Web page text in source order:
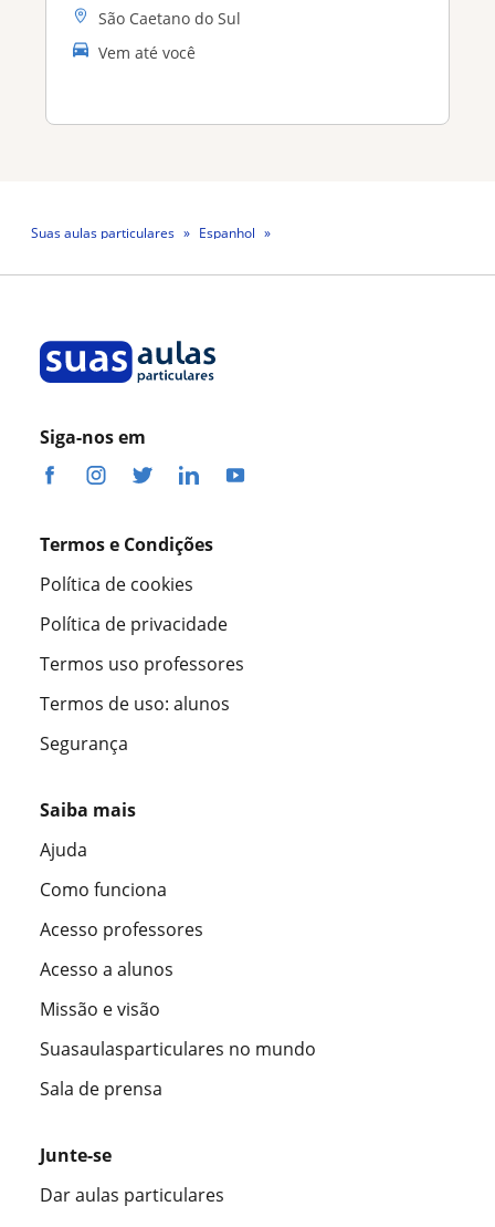
São Caetano do Sul
Vem até você
Suas aulas particulares
Espanhol
Siga-nos em
Termos e Condições
Política de cookies
Política de privacidade
Termos uso professores
Termos de uso: alunos
Segurança
Saiba mais
Ajuda
Como funciona
Acesso professores
Acesso a alunos
Missão e visão
Suasaulasparticulares no mundo
Sala de prensa
Junte-se
Dar aulas particulares